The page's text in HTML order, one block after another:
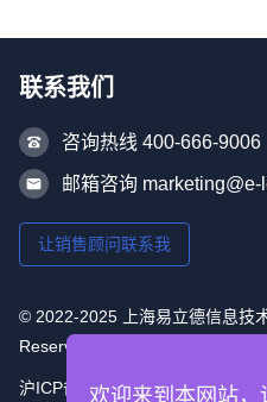
联系我们
咨询热线 400-666-9006
邮箱咨询 marketing@e-
让销售顾问联系我
© 2022-2025 上海易立德信息技
Reserved
沪ICP备16053493号-1
欢迎来到本网站